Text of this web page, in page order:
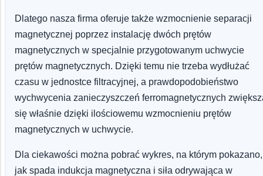
Dlatego nasza firma oferuje także wzmocnienie separacji
magnetycznej poprzez instalację dwóch prętów
magnetycznych w specjalnie przygotowanym uchwycie
prętów magnetycznych. Dzięki temu nie trzeba wydłużać
czasu w jednostce filtracyjnej, a prawdopodobieństwo
wychwycenia zanieczyszczeń ferromagnetycznych
się właśnie dzięki ilościowemu wzmocnieniu prętów
magnetycznych w uchwycie.
Dla ciekawości można pobrać wykres, na którym pokazano,
jak spada indukcja magnetyczna i siła odrywająca w